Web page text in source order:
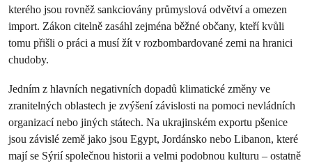
kterého jsou rovněž sankciovány průmyslová odvětví a omezen
import. Zákon citelně zasáhl zejména běžné občany, kteří kvůli
tomu přišli o práci a musí žít v rozbombardované zemi na hranici
chudoby.
Jedním z hlavních negativních dopadů klimatické změny ve
zranitelných oblastech je zvýšení závislosti na pomoci nevládních
organizací nebo jiných státech. Na ukrajinském exportu pšenice
jsou závislé země jako jsou Egypt, Jordánsko nebo Libanon, které
mají se Sýrií společnou historii a velmi podobnou kulturu – ostatně